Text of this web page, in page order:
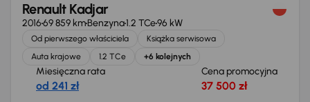
Renault Kadjar
201669 859 kmBenzyna1.2 TCe96 kW
Od pierwszego właściciela
Książka serwisowa
Auta krajowe
1.2 TCe +6 kolejnych
Miesięczna rata
od 241 zł
Cena promocyjna
37 500 zł